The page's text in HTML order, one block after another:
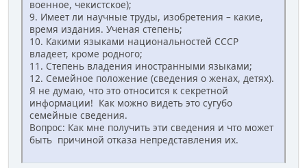
военное, чекистское);
9. Имеет ли научные труды, изобретения – какие,
время издания. Ученая степень;
10. Какими языками национальностей СССР
владеет, кроме родного;
11. Степень владения иностранными языками;
12. Семейное положение (сведения о женах, детях).
Я не думаю, что это относится к секретной
информации! Как можно видеть это сугубо
семейные сведения.
Вопрос: Как мне получить эти сведения и что может
быть причиной отказа непредставления их.